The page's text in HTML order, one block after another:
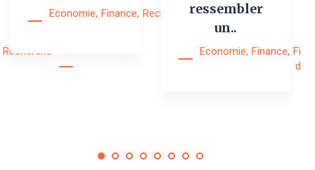
Recherche
Economie, Finance, Recherche, Research
Notes
ressembler
un..
Economie, Finance,